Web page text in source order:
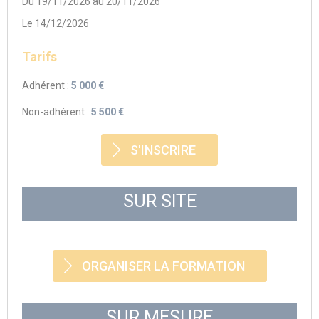
Le 14/12/2026
Tarifs
Adhérent : 5 000 €
Non-adhérent : 5 500 €
S'INSCRIRE
SUR SITE
ORGANISER LA FORMATION